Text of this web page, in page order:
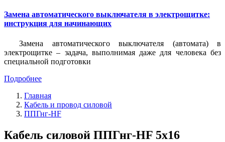
Замена автоматического выключателя в электрощитке:
инструкция для начинающих
Замена автоматического выключателя (автомата) в
электрощитке – задача, выполнимая даже для человека без
специальной подготовки
Подробнее
Главная
Кабель и провод силовой
ППГнг-HF
Кабель силовой ППГнг-HF 5x16